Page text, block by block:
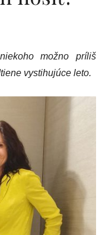
možno príliš
vystihujúce leto.